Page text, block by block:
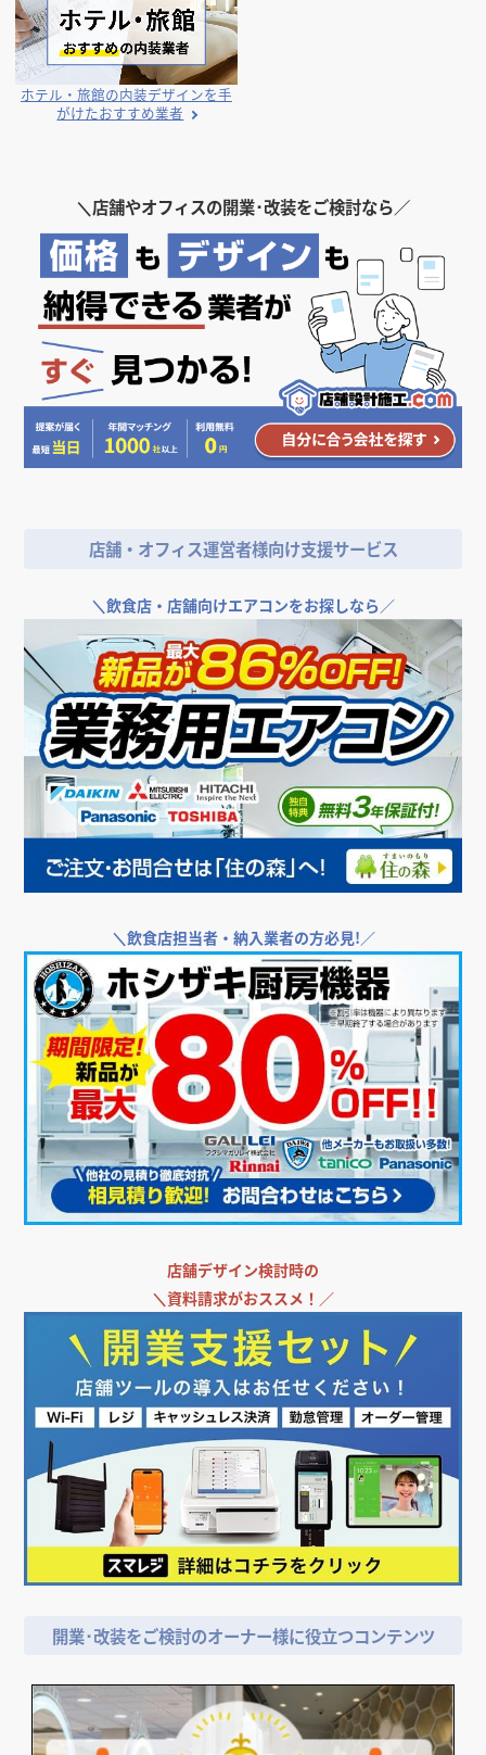
ホテル・旅館の内装デザインを手
がけたおすすめ業者
＼店舗やオフィスの開業･改装をご検討なら／
店舗・オフィス運営者様向け支援サービス
＼飲食店・店舗向けエアコンをお探しなら／
＼飲食店担当者・納入業者の方必見!／
店舗デザイン検討時の
＼資料請求がおススメ！／
開業･改装をご検討のオーナー様に役立つコンテンツ